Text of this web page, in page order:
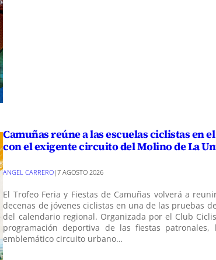
Camuñas reúne a las escuelas ciclistas en
con el exigente circuito del Molino de La
ANGEL CARRERO|7 AGOSTO 2026
El Trofeo Feria y Fiestas de Camuñas volverá a
decenas de jóvenes ciclistas en una de las pruebas
del calendario regional. Organizada por el Club
programación deportiva de las fiestas patronales,
emblemático circuito urbano…